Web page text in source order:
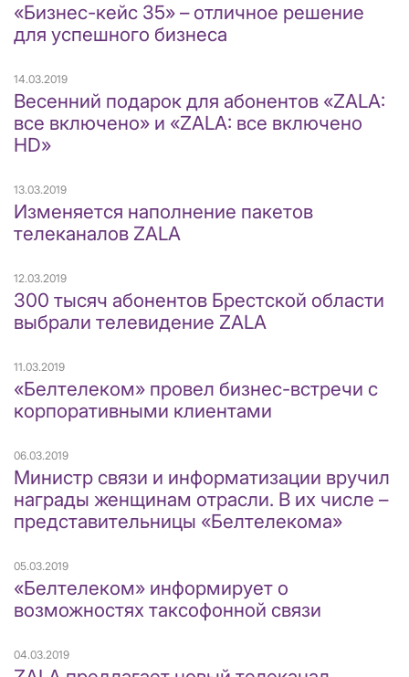
«Бизнес-кейс 35» – отличное решение
для успешного бизнеса
14.03.2019
Весенний подарок для абонентов «ZALA:
все включено» и «ZALA: все включено
HD»
13.03.2019
Изменяется наполнение пакетов
телеканалов ZALA
12.03.2019
300 тысяч абонентов Брестской области
выбрали телевидение ZALA
11.03.2019
«Белтелеком» провел бизнес-встречи с
корпоративными клиентами
06.03.2019
Министр связи и информатизации вручил
награды женщинам отрасли. В их числе –
представительницы «Белтелекома»
05.03.2019
«Белтелеком» информирует о
возможностях таксофонной связи
04.03.2019